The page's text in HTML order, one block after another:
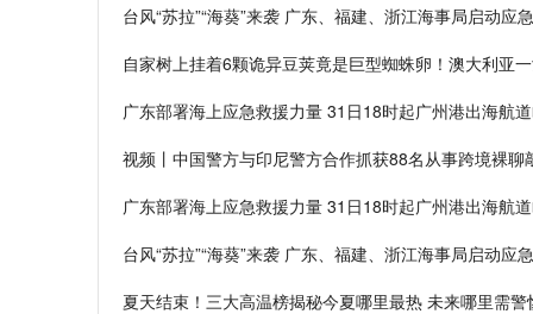
台风“苏拉”“海葵”来袭 广东、福建、浙江海事局启动应
自家树上挂着6颗诡异豆荚竟是巨型蜘蛛卵！澳大利亚
广东部署海上应急救援力量 31日18时起广州港出海航
视频丨中国警方与印尼警方合作抓获88名从事跨境裸
广东部署海上应急救援力量 31日18时起广州港出海航
台风“苏拉”“海葵”来袭 广东、福建、浙江海事局启动应
夏天结束！三大高温榜揭秘今夏哪里最热 未来哪里需